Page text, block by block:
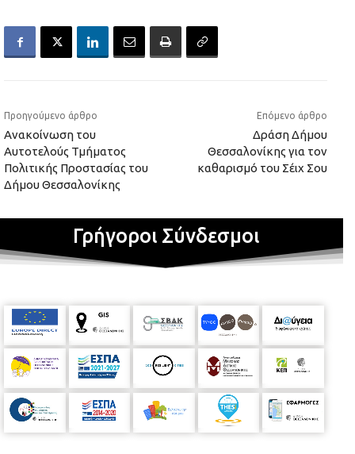
Προηγούμενο άρθρο
Ανακοίνωση του
Αυτοτελούς Τμήματος
Πολιτικής Προστασίας του
Δήμου Θεσσαλονίκης
Επόμενο άρθρο
Δράση Δήμου
Θεσσαλονίκης για τον
καθαρισμό του Σέιχ Σου
Γρήγοροι Σύνδεσμοι